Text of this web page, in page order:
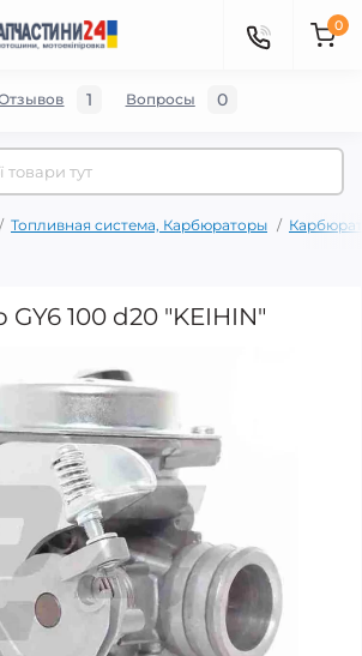
0
Топливная система, Карбюраторы
100 d20 "KEIHIN"
1 Вопросы 0